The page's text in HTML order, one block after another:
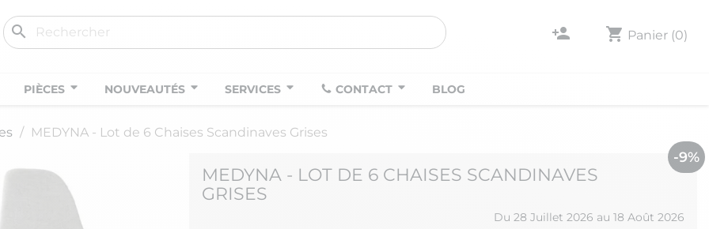
search person_add shopping_cart Panier (0)
PIÈCES NOUVEAUTÉS SERVICES CONTACT BLOG
MEDYNA - Lot de 6 Chaises Scandinaves Grises
-9%
MEDYNA - LOT DE 6 CHAISES SCANDINAVES
GRISES
Du 28 Juillet 2026 au 18 Août 2026